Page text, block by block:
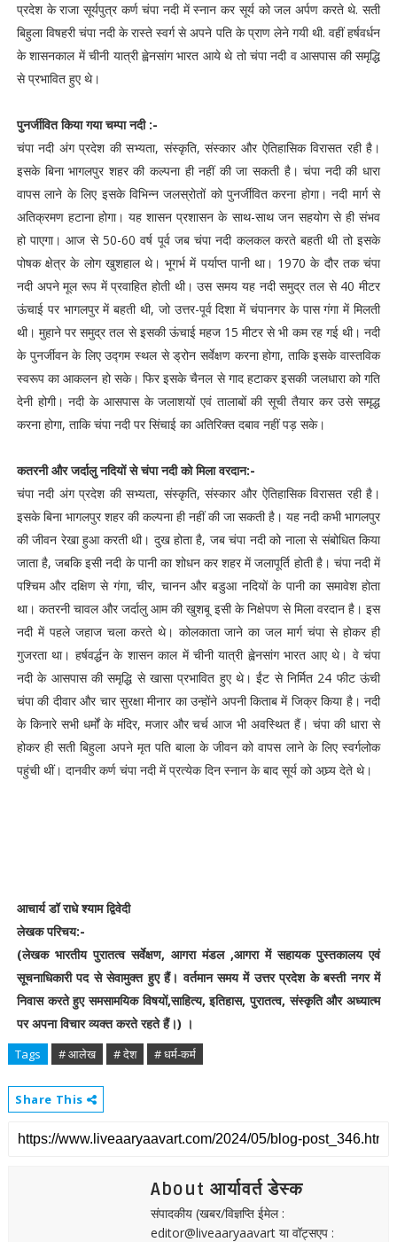
प्रदेश के राजा सूर्यपुत्र कर्ण चंपा नदी में स्नान कर सूर्य को जल अर्पण करते थे. सती
बिहुला विषहरी चंपा नदी के रास्ते स्वर्ग से अपने पति के प्राण लेने गयी थी. वहीं हर्षवर्धन
के शासनकाल में चीनी यात्री ह्वेनसांग भारत आये थे तो चंपा नदी व आसपास की समृद्धि
से प्रभावित हुए थे।
पुनर्जीवित किया गया चम्पा नदी :-
चंपा नदी अंग प्रदेश की सभ्यता, संस्कृति, संस्कार और ऐतिहासिक विरासत रही है।
इसके बिना भागलपुर शहर की कल्पना ही नहीं की जा सकती है। चंपा नदी की धारा
वापस लाने के लिए इसके विभिन्न जलस्रोतों को पुनर्जीवित करना होगा। नदी मार्ग से
अतिक्रमण हटाना होगा। यह शासन प्रशासन के साथ-साथ जन सहयोग से ही संभव
हो पाएगा। आज से 50-60 वर्ष पूर्व जब चंपा नदी कलकल करते बहती थी तो इसके
पोषक क्षेत्र के लोग खुशहाल थे। भूगर्भ में पर्याप्त पानी था। 1970 के दौर तक चंपा
नदी अपने मूल रूप में प्रवाहित होती थी। उस समय यह नदी समुद्र तल से 40 मीटर
ऊंचाई पर भागलपुर में बहती थी, जो उत्तर-पूर्व दिशा में चंपानगर के पास गंगा में मिलती
थी। मुहाने पर समुद्र तल से इसकी ऊंचाई महज 15 मीटर से भी कम रह गई थी। नदी
के पुनर्जीवन के लिए उद्गम स्थल से ड्रोन सर्वेक्षण करना होगा, ताकि इसके वास्तविक
स्वरूप का आकलन हो सके। फिर इसके चैनल से गाद हटाकर इसकी जलधारा को गति
देनी होगी। नदी के आसपास के जलाशयों एवं तालाबों की सूची तैयार कर उसे समृद्ध
करना होगा, ताकि चंपा नदी पर सिंचाई का अतिरिक्त दबाव नहीं पड़ सके।
कतरनी और जर्दालु नदियों से चंपा नदी को मिला वरदान:-
चंपा नदी अंग प्रदेश की सभ्यता, संस्कृति, संस्कार और ऐतिहासिक विरासत रही है।
इसके बिना भागलपुर शहर की कल्पना ही नहीं की जा सकती है। यह नदी कभी भागलपुर
की जीवन रेखा हुआ करती थी। दुख होता है, जब चंपा नदी को नाला से संबोधित किया
जाता है, जबकि इसी नदी के पानी का शोधन कर शहर में जलापूर्ति होती है। चंपा नदी में
पश्चिम और दक्षिण से गंगा, चीर, चानन और बडुआ नदियों के पानी का समावेश होता
था। कतरनी चावल और जर्दालु आम की खुशबू इसी के निक्षेपण से मिला वरदान है। इस
नदी में पहले जहाज चला करते थे। कोलकाता जाने का जल मार्ग चंपा से होकर ही
गुजरता था। हर्षवर्द्धन के शासन काल में चीनी यात्री ह्वेनसांग भारत आए थे। वे चंपा
नदी के आसपास की समृद्धि से खासा प्रभावित हुए थे। ईंट से निर्मित 24 फीट ऊंची
चंपा की दीवार और चार सुरक्षा मीनार का उन्होंने अपनी किताब में जिक्र किया है। नदी
के किनारे सभी धर्मों के मंदिर, मजार और चर्च आज भी अवस्थित हैं। चंपा की धारा से
होकर ही सती बिहुला अपने मृत पति बाला के जीवन को वापस लाने के लिए स्वर्गलोक
पहुंची थीं। दानवीर कर्ण चंपा नदी में प्रत्येक दिन स्नान के बाद सूर्य को अघ्र्य देते थे।
आचार्य डॉ राधे श्याम द्विवेदी
लेखक परिचय:-
(लेखक भारतीय पुरातत्व सर्वेक्षण, आगरा मंडल ,आगरा में सहायक पुस्तकालय एवं
सूचनाधिकारी पद से सेवामुक्त हुए हैं। वर्तमान समय में उत्तर प्रदेश के बस्ती नगर में
निवास करते हुए समसामयिक विषयों,साहित्य, इतिहास, पुरातत्व, संस्कृति और अध्यात्म
पर अपना विचार व्यक्त करते रहते हैं।) ।
Tags # आलेख # देश # धर्म-कर्म
Share This
About आर्यावर्त डेस्क
संपादकीय (खबर/विज्ञप्ति ईमेल :
editor@liveaaryaavart या वॉट्सएप :